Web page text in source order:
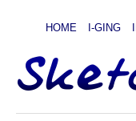
HOME I-GING